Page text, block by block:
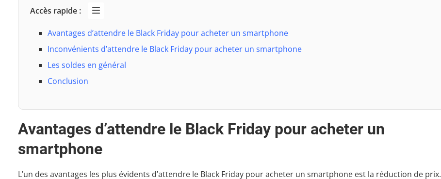
Accès rapide :
Avantages d’attendre le Black Friday pour acheter un smartphone
Inconvénients d’attendre le Black Friday pour acheter un smartphone
Les soldes en général
Conclusion
Avantages d’attendre le Black Friday pour acheter un
smartphone
L’un des avantages les plus évidents d’attendre le Black Friday pour acheter un smartphone est la réduction de prix.